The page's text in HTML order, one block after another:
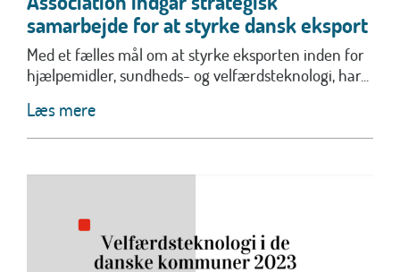
samarbejde for at styrke dansk eksport
Med et fælles mål om at styrke eksporten inden for
hjælpemidler, sundheds- og velfærdsteknologi, har...
Læs mere